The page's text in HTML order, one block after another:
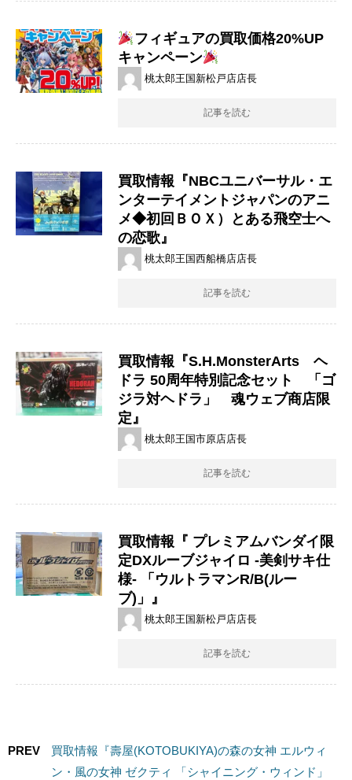
フィギュアの買取価格20%UP
キャンペーン
桃太郎王国新松戸店店長
記事を読む
買取情報『NBCユニバーサル・エ
ンターテイメントジャパンのアニ
メ◆初回ＢＯＸ）とある飛空士へ
の恋歌』
桃太郎王国西船橋店店長
記事を読む
買取情報『S.H.MonsterArts ヘ
ドラ ​50周年特別記念セット 「ゴ
ジラ対ヘドラ」​ 魂ウェブ商店限
定』
桃太郎王国市原店店長
記事を読む
買取情報『 ​プレミアムバンダイ限
定DXルーブジャイロ ​-美剣サキ仕
様- ​「ウルトラマンR/B(ルー
ブ)」』
桃太郎王国新松戸店店長
記事を読む
PREV
買取情報『壽屋(KOTOBUKIYA)の森の女神 ​エルウィ
ン・風の女神 ​ゼクティ ​「シャイニング・ウィンド」 ​